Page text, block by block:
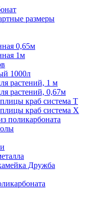
размеры
0,65м
1м
1000л
растений, 1 м
растений, 0,67м
краб система Т
краб система Х
поликарбоната
Дружба